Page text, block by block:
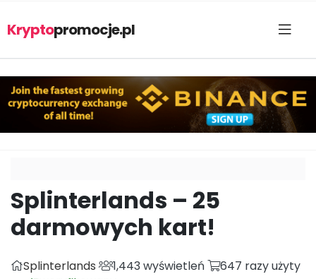
Kryptopromocje.pl
Splinterlands – 25
darmowych kart!
Splinterlands 1,443 wyświetleń
647 razy użyty